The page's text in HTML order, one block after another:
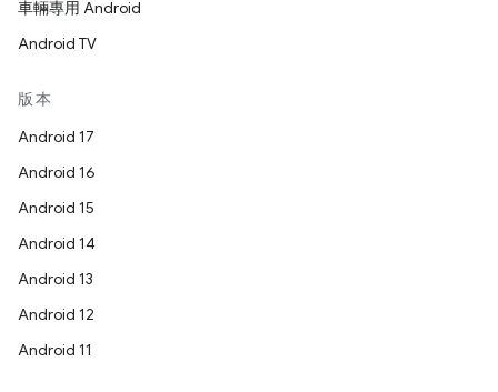
車輛專用 Android
Android TV
版本
Android 17
Android 16
Android 15
Android 14
Android 13
Android 12
Android 11